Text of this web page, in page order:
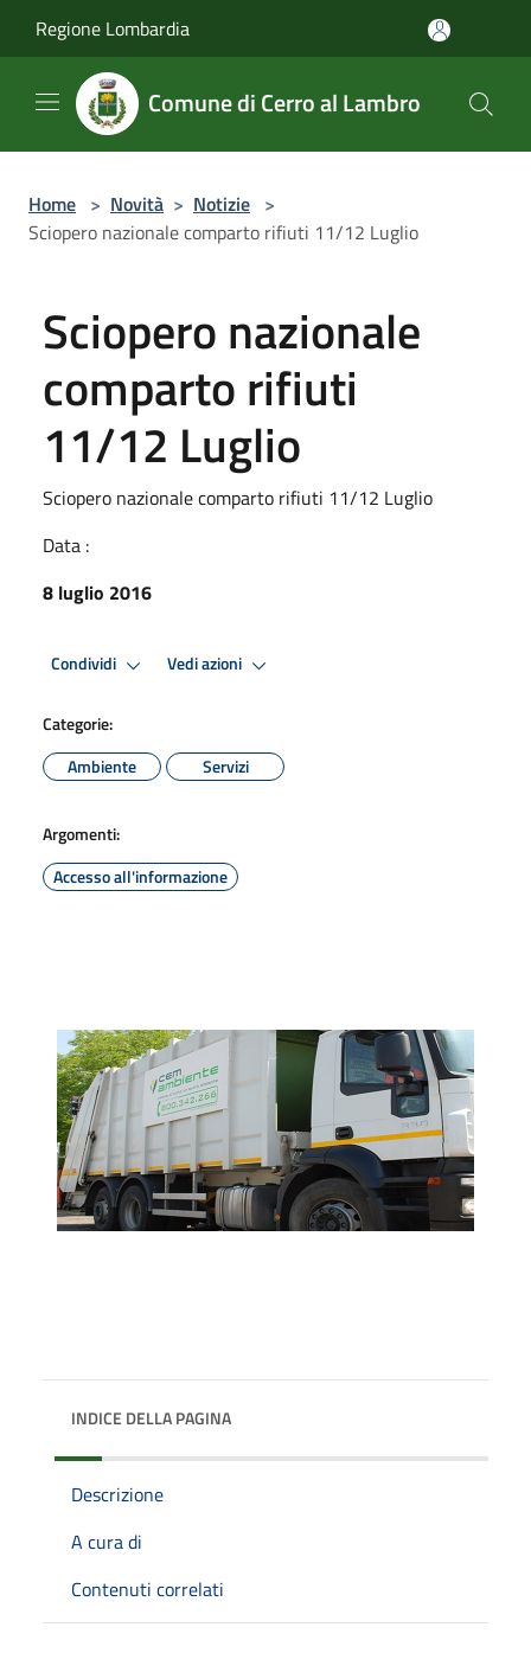
Regione Lombardia
Comune di Cerro al Lambro
Home > Novità > Notizie >
Sciopero nazionale comparto rifiuti 11/12 Luglio
Sciopero nazionale
comparto rifiuti
11/12 Luglio
Sciopero nazionale comparto rifiuti 11/12 Luglio
Data :
8 luglio 2016
Condividi Vedi azioni
Categorie:
Ambiente
Servizi
Argomenti:
Accesso all'informazione
INDICE DELLA PAGINA
Descrizione
A cura di
Contenuti correlati